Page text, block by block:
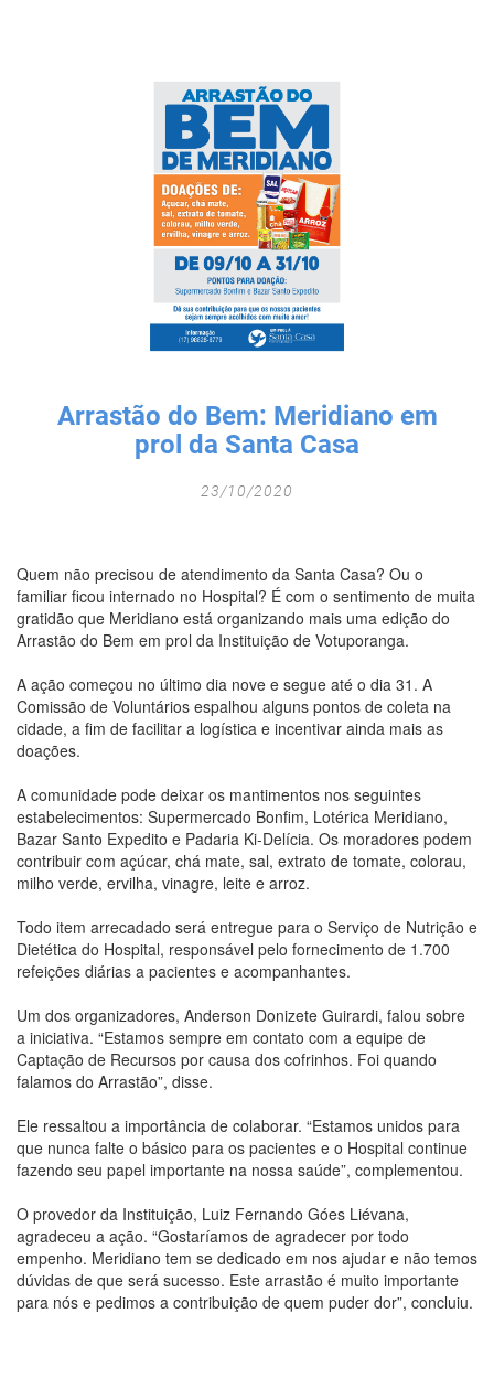
TODOS OS CAMPOS SÃO OBRIGATÓRIOS.
Arrastão do Bem: Meridiano em
prol da Santa Casa
23/10/2020
Quem não precisou de atendimento da Santa Casa? Ou o
familiar ficou internado no Hospital? É com o sentimento de muita
gratidão que Meridiano está organizando mais uma edição do
Arrastão do Bem em prol da Instituição de Votuporanga.
A ação começou no último dia nove e segue até o dia 31. A
Comissão de Voluntários espalhou alguns pontos de coleta na
cidade, a fim de facilitar a logística e incentivar ainda mais as
doações.
A comunidade pode deixar os mantimentos nos seguintes
estabelecimentos: Supermercado Bonfim, Lotérica Meridiano,
Bazar Santo Expedito e Padaria Ki-Delícia. Os moradores podem
contribuir com açúcar, chá mate, sal, extrato de tomate, colorau,
milho verde, ervilha, vinagre, leite e arroz.
Todo item arrecadado será entregue para o Serviço de Nutrição e
Dietética do Hospital, responsável pelo fornecimento de 1.700
refeições diárias a pacientes e acompanhantes.
Um dos organizadores, Anderson Donizete Guirardi, falou sobre
a iniciativa. “Estamos sempre em contato com a equipe de
Captação de Recursos por causa dos cofrinhos. Foi quando
falamos do Arrastão”, disse.
Ele ressaltou a importância de colaborar. “Estamos unidos para
que nunca falte o básico para os pacientes e o Hospital continue
fazendo seu papel importante na nossa saúde”, complementou.
O provedor da Instituição, Luiz Fernando Góes Liévana,
agradeceu a ação. “Gostaríamos de agradecer por todo
empenho. Meridiano tem se dedicado em nos ajudar e não temos
dúvidas de que será sucesso. Este arrastão é muito importante
para nós e pedimos a contribuição de quem puder dor”, concluiu.